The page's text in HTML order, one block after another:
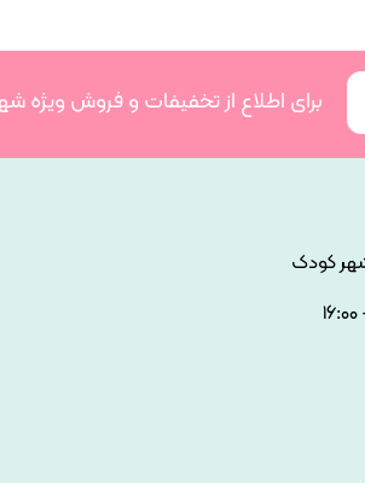
برای اطلاع از تخفیفات و فروش ویژه